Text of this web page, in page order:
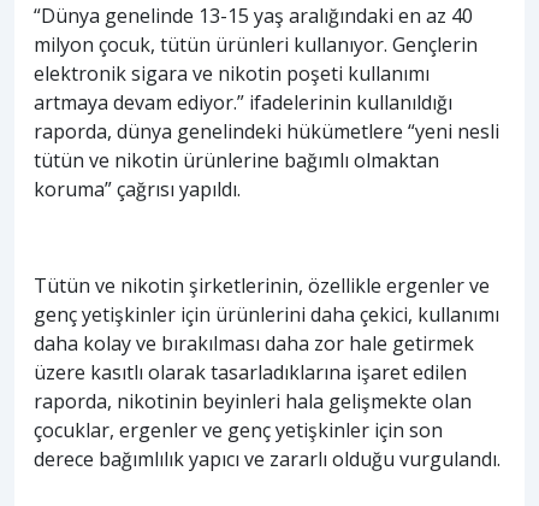
“Dünya genelinde 13-15 yaş aralığındaki en az 40
milyon çocuk, tütün ürünleri kullanıyor. Gençlerin
elektronik sigara ve nikotin poşeti kullanımı
artmaya devam ediyor.” ifadelerinin kullanıldığı
raporda, dünya genelindeki hükümetlere “yeni nesli
tütün ve nikotin ürünlerine bağımlı olmaktan
koruma” çağrısı yapıldı.
Tütün ve nikotin şirketlerinin, özellikle ergenler ve
genç yetişkinler için ürünlerini daha çekici, kullanımı
daha kolay ve bırakılması daha zor hale getirmek
üzere kasıtlı olarak tasarladıklarına işaret edilen
raporda, nikotinin beyinleri hala gelişmekte olan
çocuklar, ergenler ve genç yetişkinler için son
derece bağımlılık yapıcı ve zararlı olduğu vurgulandı.